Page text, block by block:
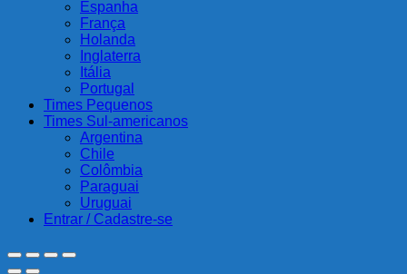
Espanha
França
Holanda
Inglaterra
Itália
Portugal
Times Pequenos
Times Sul-americanos
Argentina
Chile
Colômbia
Paraguai
Uruguai
Entrar / Cadastre-se